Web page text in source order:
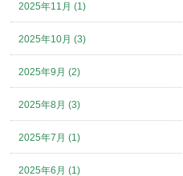
2025年11月 (1)
2025年10月 (3)
2025年9月 (2)
2025年8月 (3)
2025年7月 (1)
2025年6月 (1)